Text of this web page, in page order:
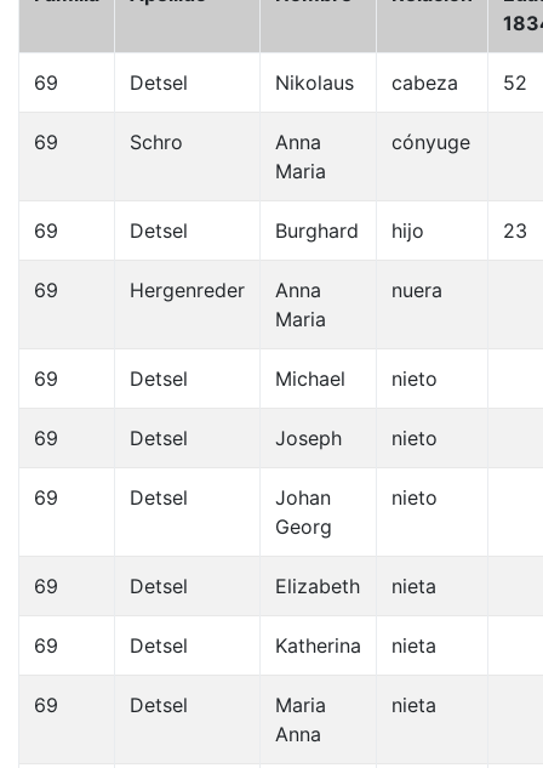
69 Detsel Nikolaus cabeza 52
69 Schro
Anna
Maria
cónyuge
69 Detsel Burghard hijo 23
69 Hergenreder
Anna
Maria
nuera
69 Detsel Michael nieto
69 Detsel Joseph nieto
69 Detsel
Johan
Georg
nieto
69 Detsel Elizabeth nieta
69 Detsel Katherina nieta
69 Detsel
Maria
Anna
nieta